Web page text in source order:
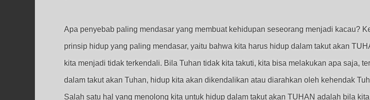
Apa penyebab paling mendasar yang membuat kehidupan seseorang menjadi kacau?
prinsip hidup yang paling mendasar, yaitu bahwa kita harus hidup dalam takut akan
kita menjadi tidak terkendali. Bila Tuhan tidak kita takuti, kita bisa melakukan apa saja,
dalam takut akan Tuhan, hidup kita akan dikendalikan atau diarahkan oleh kehendak
Salah satu hal yang menolong kita untuk hidup dalam takut akan TUHAN adalah bila